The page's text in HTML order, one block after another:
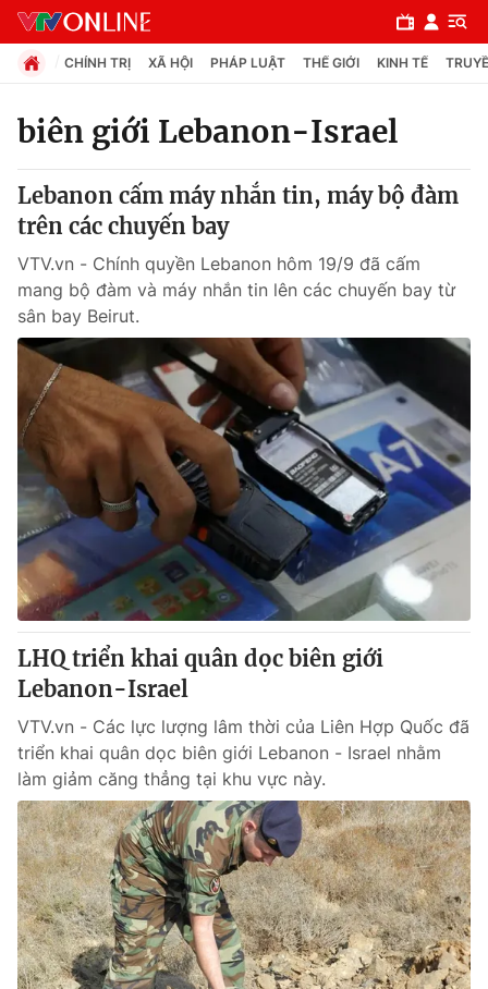
Chuyên mục
Chính trị
Xã hội
Pháp luật
Y tế
Thế giới
Tin tức
Thế giới đó đây
Câu chuyện quốc tế
Kinh tế
Tài chính
Thị trường
Góc doanh nghiệp
Dữ liệu và đời sống
Truyền hình
Hậu trường
Nhân vật
Khán giả
Giải sao mai
Giải trí
Điện ảnh
Âm nhạc
Sao
Đời sống
Du lịch
Làm đẹp
Chất lượng cuộc sống
Giáo dục
Tuyển sinh
Học trực tuyến
Công nghệ
Hitech Công nghệ tương lai
Giao lưu trực tuyến
CHÍNH TRỊ XÃ HỘI PHÁP LUẬT THẾ GIỚI KINH TẾ
biên giới Lebanon-Israel
Lebanon cấm máy nhắn tin, máy bộ đàm
trên các chuyến bay
VTV.vn - Chính quyền Lebanon hôm 19/9 đã cấm
mang bộ đàm và máy nhắn tin lên các chuyến bay từ
sân bay Beirut.
LHQ triển khai quân dọc biên giới
Lebanon-Israel
VTV.vn - Các lực lượng lâm thời của Liên Hợp Quốc đã
triển khai quân dọc biên giới Lebanon - Israel nhằm
làm giảm căng thẳng tại khu vực này.